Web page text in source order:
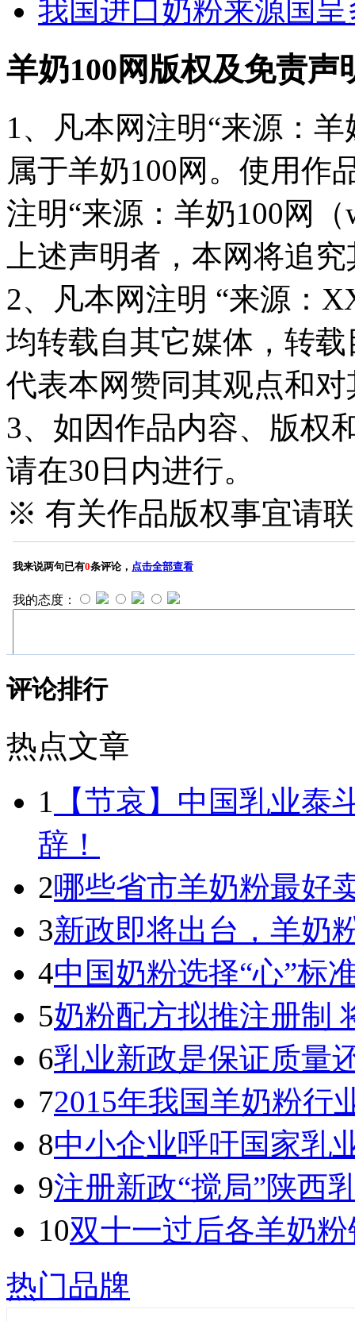
我国进口奶粉来源国
羊奶100网版权及免责声
1、凡本网注明“来源：
属于羊奶100网。使用作
注明“来源：羊奶100网（
上述声明者，本网将追
2、凡本网注明 “来源：
均转载自其它媒体，转
代表本网赞同其观点和
3、如因作品内容、版权
请在30日内进行。
※ 有关作品版权事宜请
评论排行
热点文章
1 【节哀】中国乳业
辞！
2哪些省市羊奶粉最好
3新政即将出台，羊奶
4中国奶粉选择“心”标
5奶粉配方拟推注册制
6乳业新政是保证质量
72015年我国羊奶粉行
8中小企业呼吁国家乳
9注册新政“搅局”陕西
10双十一过后各羊奶
热门品牌